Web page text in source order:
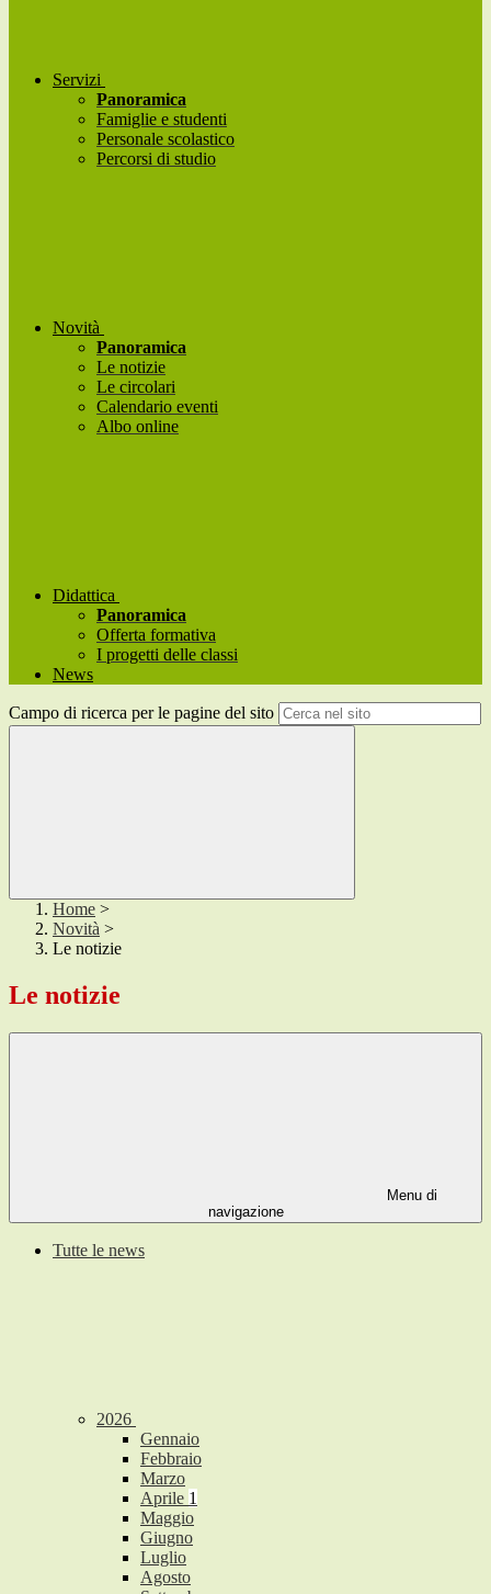
Servizi
Panoramica
Famiglie e studenti
Personale scolastico
Percorsi di studio
Novità
Panoramica
Le notizie
Le circolari
Calendario eventi
Albo online
Didattica
Panoramica
Offerta formativa
I progetti delle classi
News
Campo di ricerca per le pagine del sito
Home >
Novità >
Le notizie
Le notizie
Menu di
navigazione
Tutte le news
2026
Gennaio
Febbraio
Marzo
Aprile 1
Maggio
Giugno
Luglio
Agosto